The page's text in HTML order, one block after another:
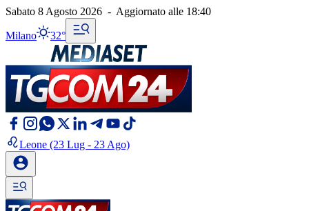
Sabato 8 Agosto 2026 - Aggiornato alle 18:40
Milano 32°
Leone (23 Lug - 23 Ago)